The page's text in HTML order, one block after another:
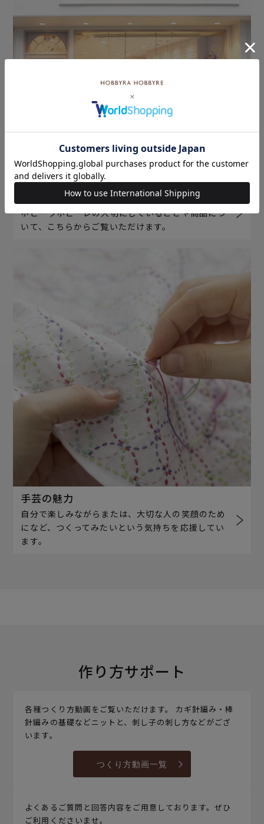
ホビーラホビーレについて
ホビーラホビーレの大切にしていることや商品につ
いて、こちらからご覧いただけます。
手芸の魅力
自分で楽しみながらまたは、大切な人の笑顔のため
になど、つくってみたいという気持ちを応援してい
ます。
作り方サポート
各種つくり方動画をご覧いただけます。 カギ針編み・棒
針編みの基礎などニットと、刺し子の刺し方などがござ
います。
つくり方動画一覧
よくあるご質問と回答内容をご用意しております。ぜひ
ご利用くださいませ。